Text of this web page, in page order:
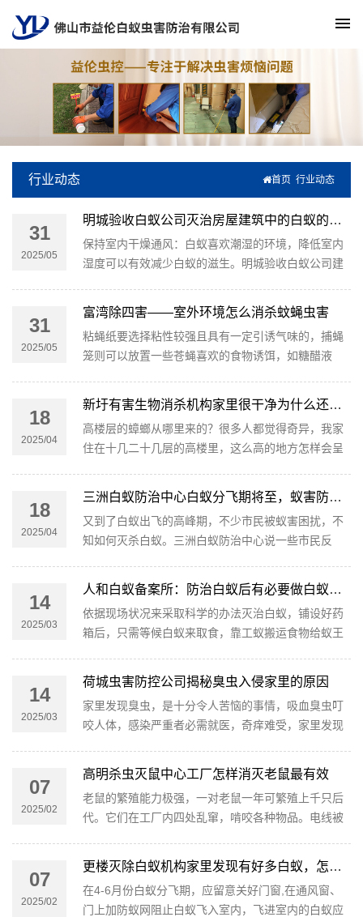
行业动态 首页 行业动态
31
2025/05
明城验收白蚁公司灭治房屋建筑中的白蚁的方法
保持室内干燥通风：白蚁喜欢潮湿的环境，降低室内
湿度可以有效减少白蚁的滋生。明城验收白蚁公司建
31
2025/05
富湾除四害——室外环境怎么消杀蚊蝇虫害
粘蝇纸要选择粘性较强且具有一定引诱气味的，捕蝇
笼则可以放置一些苍蝇喜欢的食物诱饵，如糖醋液
18
2025/04
新圩有害生物消杀机构家里很干净为什么还会有蟑螂
高楼层的蟑螂从哪里来的？很多人都觉得奇异，我家
住在十几二十几层的高楼里，这么高的地方怎样会呈
18
2025/04
三洲白蚁防治中心白蚁分飞期将至，蚁害防治正当时！
又到了白蚁出飞的高峰期，不少市民被蚁害困扰，不
知如何灭杀白蚁。三洲白蚁防治中心说一些市民反
14
2025/03
人和白蚁备案所：防治白蚁后有必要做白蚁复查维护吗？
依据现场状况来采取科学的办法灭治白蚁，铺设好药
箱后，只需等候白蚁来取食，靠工蚁搬运食物给蚁王
14
2025/03
荷城虫害防控公司揭秘臭虫入侵家里的原因
家里发现臭虫，是十分令人苦恼的事情，吸血臭虫叮
咬人体，感染严重者必需就医，奇痒难受，家里发现
07
2025/02
高明杀虫灭鼠中心工厂怎样消灭老鼠最有效
老鼠的繁殖能力极强，一对老鼠一年可繁殖上千只后
代。它们在工厂内四处乱窜，啃咬各种物品。电线被
料，对员工的健康构成威胁。
07
2025/02
更楼灭除白蚁机构家里发现有好多白蚁，怎么办？
在4-6月份白蚁分飞期，应留意关好门窗,在通风窗、
门上加防蚁网阻止白蚁飞入室内，飞进室内的白蚁应